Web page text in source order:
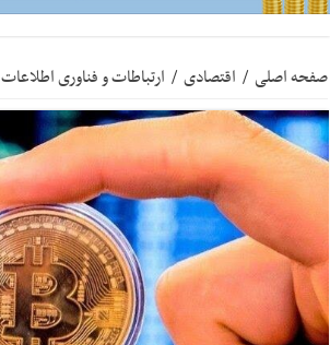
صفحه اصلی / اقتصادی / ارتباطات و فناوری اطلاعات